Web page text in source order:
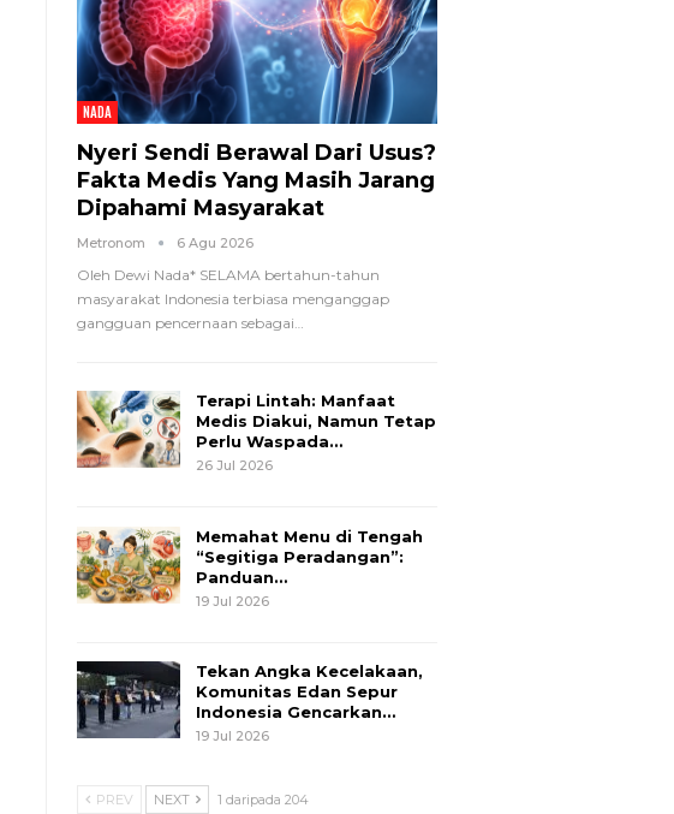
NADA
Nyeri Sendi Berawal Dari Usus?
Fakta Medis Yang Masih Jarang
Dipahami Masyarakat
Metronom 6 Agu 2026
Oleh Dewi Nada* SELAMA bertahun-tahun
masyarakat Indonesia terbiasa menganggap
gangguan pencernaan sebagai…
Terapi Lintah: Manfaat
Medis Diakui, Namun Tetap
Perlu Waspada…
26 Jul 2026
Memahat Menu di Tengah
“Segitiga Peradangan”:
Panduan…
19 Jul 2026
Tekan Angka Kecelakaan,
Komunitas Edan Sepur
Indonesia Gencarkan…
19 Jul 2026
PREV NEXT 1 daripada 204